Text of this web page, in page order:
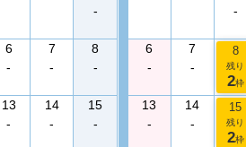
-
6
-
7
-
8
-
13
-
14
-
15
-
-
6
-
7
-
8
残り
2枠
13
-
14
-
15
残り
2枠